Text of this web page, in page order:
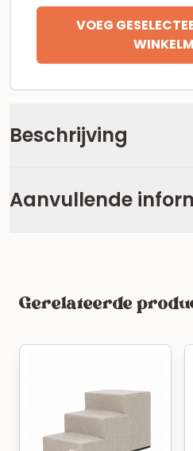
Beschrijving
Aanvullende
VOEG
Gerelateerde